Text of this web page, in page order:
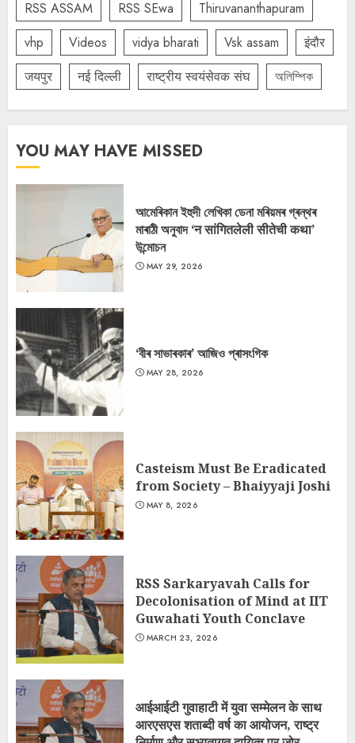
RSS ASSAM
RSS SEwa
Thiruvananthapuram
vhp
Videos vidya bharati Vsk assam
इंदौर
जयपुर
नई दिल्ली राष्ट्रीय स्वयंसेवक संघ অলিম্পিক
YOU MAY HAVE MISSED
আমেৰিকান ইহুদী লেখিকা ডেনা মৰিয়মৰ গ্ৰন্থৰ
মাৰাঠী অনুবাদ ‘न सांगितलेली सीतेची कथा’
উন্মোচন
MAY 29, 2026
‘বীৰ সাভাৰকাৰ’ আজিও প্ৰাসংগিক
MAY 28, 2026
Casteism Must Be Eradicated
from Society – Bhaiyyaji Joshi
MAY 8, 2026
RSS Sarkaryavah Calls for
Decolonisation of Mind at IIT
Guwahati Youth Conclave
MARCH 23, 2026
आईआईटी गुवाहाटी में युवा सम्मेलन के साथ
आरएसएस शताब्दी वर्ष का आयोजन, राष्ट्र